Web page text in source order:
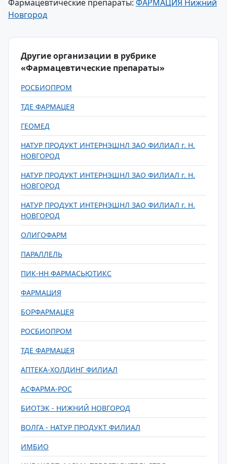
Фармацевтические препараты: ФАРМАЦИЯ Нижний
Новгород
Другие организации в рубрике
«Фармацевтические препараты»
РОСБИОПРОМ
ТДЕ ФАРМАЦЕЯ
ГЕОМЕД
НАТУР ПРОДУКТ ИНТЕРНЭШНЛ ЗАО ФИЛИАЛ г. Н.
НОВГОРОД
НАТУР ПРОДУКТ ИНТЕРНЭШНЛ ЗАО ФИЛИАЛ г. Н.
НОВГОРОД
НАТУР ПРОДУКТ ИНТЕРНЭШНЛ ЗАО ФИЛИАЛ г. Н.
НОВГОРОД
ОЛИГОФАРМ
ПАРАЛЛЕЛЬ
ПИК-НН ФАРМАСЬЮТИКС
ФАРМАЦИЯ
БОРФАРМАЦЕЯ
РОСБИОПРОМ
ТДЕ ФАРМАЦЕЯ
АПТЕКА-ХОЛДИНГ ФИЛИАЛ
АСФАРМА-РОС
БИОТЭК - НИЖНИЙ НОВГОРОД
ВОЛГА - НАТУР ПРОДУКТ ФИЛИАЛ
ИМБИО